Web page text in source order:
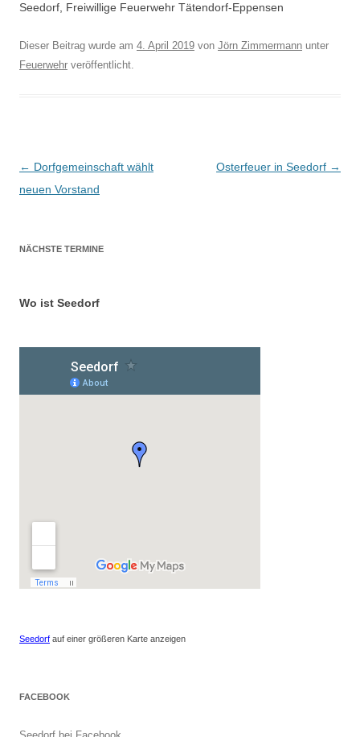
Seedorf, Freiwillige Feuerwehr Tätendorf-Eppensen
Dieser Beitrag wurde am 4. April 2019 von Jörn Zimmermann unter
Feuerwehr veröffentlicht.
Beitragsnavigation
← Dorfgemeinschaft wählt
neuen Vorstand
Osterfeuer in Seedorf →
NÄCHSTE TERMINE
Wo ist Seedorf
Seedorf auf einer größeren Karte anzeigen
FACEBOOK